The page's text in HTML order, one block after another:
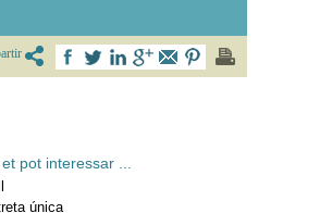
pot interessar ...
única